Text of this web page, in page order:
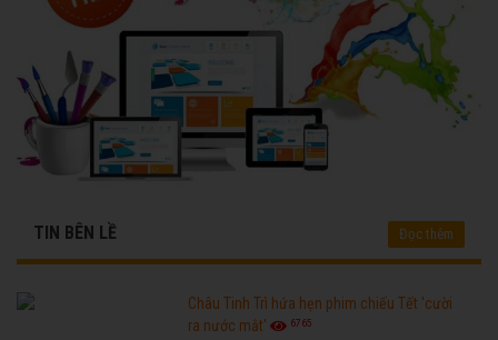
TIN BÊN LỀ Đọc thêm
Châu Tinh Trì hứa hẹn phim chiếu Tết 'cười
ra nước mắt'
6765